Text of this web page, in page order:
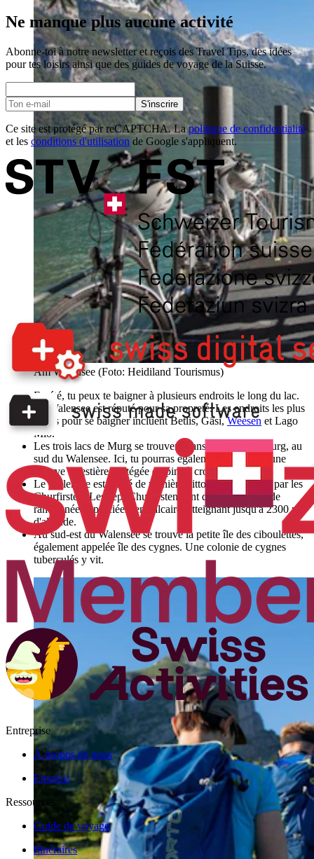
Am Walensee (Foto: Heidiland Tourismus)
En été, tu peux te baigner à plusieurs endroits le long du lac.
Le Walensee est réputé pour sa propreté. Les endroits les plus
prisés pour se baigner incluent Betlis, Gäsi,Weesen et Lago
Mio.
Les trois lacs de Murg se trouvent dans la vallée de Murg, au
sud du Walensee. Ici, tu pourras également découvrir une
réserve forestière protégée de pins à crochets.
Le Walensee est limité de manière pittoresque au nord par les
Churfirsten. Les sept Churfirsten sont des montagnes de
randonnée appréciées, en calcaire, atteignant jusqu'à 2300 m
d'altitude.
Au sud-est du Walensee se trouve la petite île des ciboulettes,
également appelée île des cygnes. Une colonie de cygnes
tuberculés y vit.
Ne manque plus aucune activité
Abonne-toi à notre newsletter et reçois des Travel Tips, des idées
pour tes loisirs ainsi que des guides de voyage de la Suisse.
S'inscrire
Ce site est protégé par reCAPTCHA. Lapolitique de confidentialité
et les conditions d'utilisation de Google s'appliquent.
Entreprise
À propos de nous
Emplois
Ressources
Guide de voyage
Itinéraires